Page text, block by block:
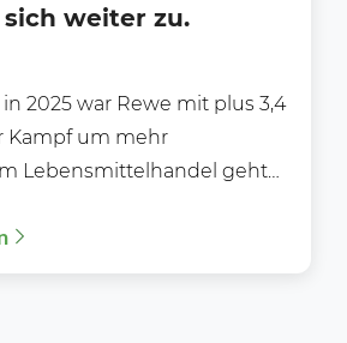
sich weiter zu.
2025 war Rewe mit plus 3,4
Kampf um mehr
Lebensmittelhandel geht